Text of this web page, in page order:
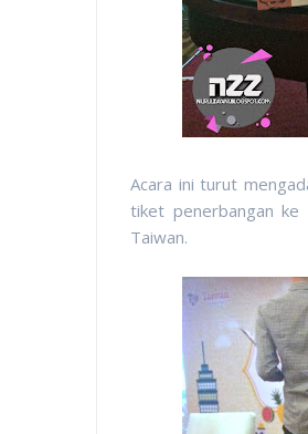
Acara ini turut
tiket penerbangan ke
Taiwan.